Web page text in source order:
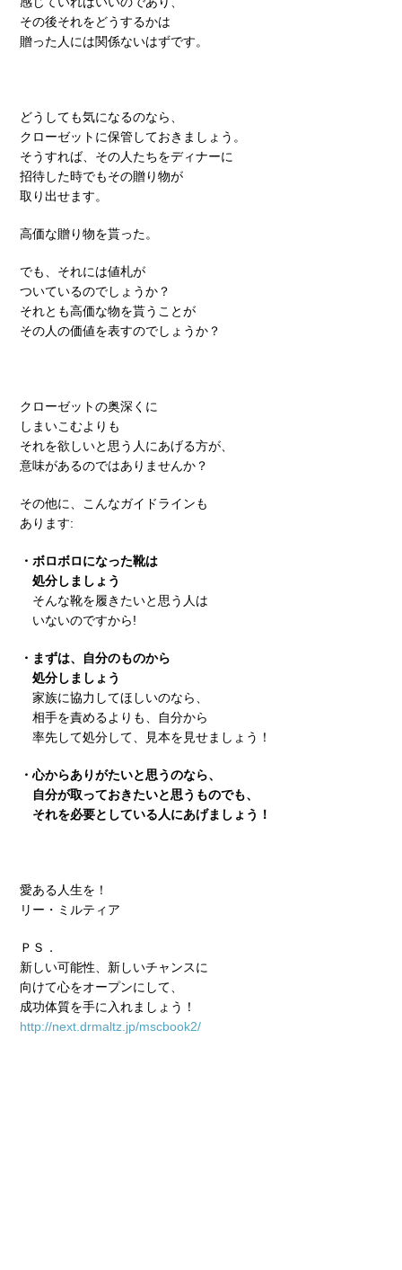
その後それをどうするかは
贈った人には関係ないはずです。
どうしても気になるのなら、
クローゼットに保管しておきましょう。
そうすれば、その人たちをディナーに
招待した時でもその贈り物が
取り出せます。
高価な贈り物を貰った。
でも、それには値札が
ついているのでしょうか？
それとも高価な物を貰うことが
その人の価値を表すのでしょうか？
クローゼットの奥深くに
しまいこむよりも
それを欲しいと思う人にあげる方が、
意味があるのではありませんか？
その他に、こんなガイドラインも
あります:
・ボロボロになった靴は
処分しましょう
そんな靴を履きたいと思う人は
いないのですから!
・まずは、自分のものから
処分しましょう
家族に協力してほしいのなら、
相手を責めるよりも、自分から
率先して処分して、見本を見せましょう！
・心からありがたいと思うのなら、
自分が取っておきたいと思うものでも、
それを必要としている人にあげましょう！
愛ある人生を！
リー・ミルティア
ＰＳ．
新しい可能性、新しいチャンスに
向けて心をオープンにして、
成功体質を手に入れましょう！
http://next.drmaltz.jp/mscbook2/